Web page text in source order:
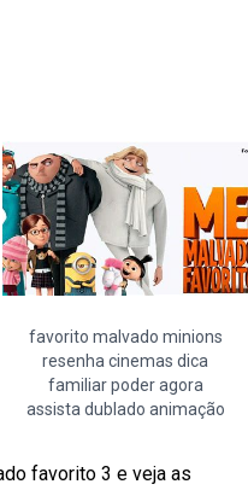
favorito malvado minions
resenha cinemas dica
familiar poder agora
assista dublado animação
favorito 3 e veja as